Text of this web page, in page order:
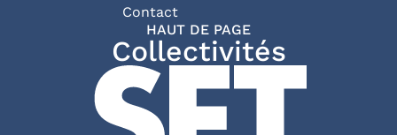
Pied de page
Contact
HAUT DE PAGE
Collectivités